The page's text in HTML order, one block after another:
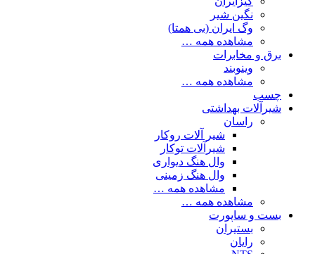
نگین شیر
وگ ایران (بی همتا)
مشاهده همه …
برق و مخابرات
وینوبند
مشاهده همه …
چسب
شیرآلات بهداشتی
راسان
شیر آلات روکار
شیرآلات توکار
وال هنگ دیواری
وال هنگ زمینی
مشاهده همه …
مشاهده همه …
بست و ساپورت
بستیران
رایان